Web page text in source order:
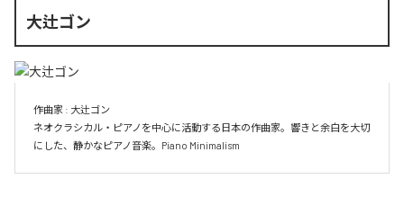
大辻ゴン
作曲家 : 大辻ゴン
ネオクラシカル・ピアノを中心に活動する日本の作曲家。響きと余白を大切
にした、静かなピアノ音楽。Piano Minimalism